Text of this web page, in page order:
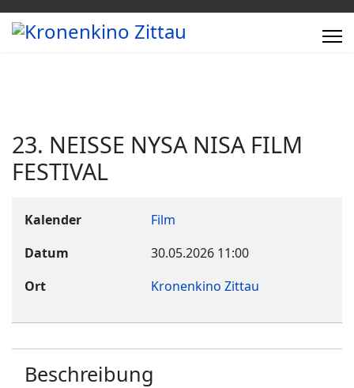
23. NEISSE NYSA NISA FILM
FESTIVAL
Kalender
Film
Datum
30.05.2026 11:00
Ort
Kronenkino Zittau
Beschreibung